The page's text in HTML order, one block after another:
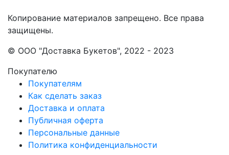
Копирование материалов запрещено. Все права
защищены.
© ООО "Доставка Букетов", 2022 - 2023
Покупателю
Покупателям
Как сделать заказ
Доставка и оплата
Публичная оферта
Персональные данные
Политика конфиденциальности